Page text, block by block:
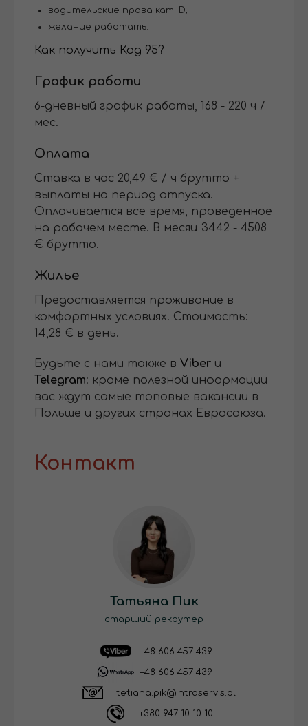
водительские права кат. D;
желание работать.
Как получить Код 95?
График работи
6-дневный график работы, 168 - 220 ч /
мес.
Оплата
Ставка в час 20,49 € / ч брутто +
выплаты на период отпуска.
Оплачивается все время, проведенное
на рабочем месте. В месяц 3442 - 4508
€ брутто.
Жилье
Предоставляется проживание в
комфортных условиях. Стоимость:
14,28 € в день.
Будьте с нами также в Viber и
Telegram: кроме полезной информации
вас ждут самые топовые вакансии в
Польше и других странах Евросоюза.
Контакт
Татьяна Пик
старший рекрутер
+48 606 457 439
+48 606 457 439
tetiana.pik@intraservis.pl
+380 947 10 10 10